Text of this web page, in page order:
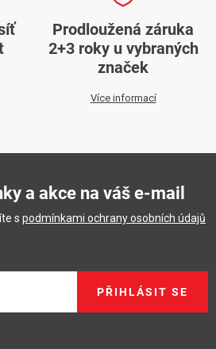
Prodloužená záruka
2+3 roky u vybraných
značek
Více informací
a akce na váš e-mail
s podmínkami ochrany osobních údajů
PŘIHLÁSIT SE